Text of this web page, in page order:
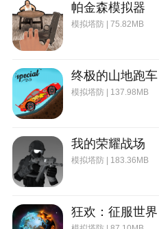
帕金森模拟器
模拟塔防 | 75.82MB
终极的山地跑车
模拟塔防 | 137.98MB
我的荣耀战场
模拟塔防 | 183.36MB
狂欢：征服世界